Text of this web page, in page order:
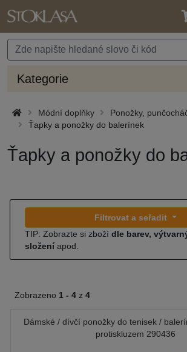
Kategorie
Módní doplňky
Ponožky,
Ťapky a ponožky do balerínek
Ťapky a ponožky do
Filtrovat a seřadit
TIP: Zobrazte si zboží dle barev,
složení apod.
Zobrazeno 1 - 4 z 4
Dámské / dívčí ponožky do tenisek /
protiskluzem 290436